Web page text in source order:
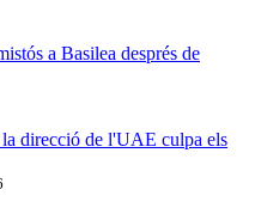
a Basilea després de
direcció de l'UAE culpa els